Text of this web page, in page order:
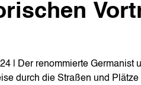
| Der renommierte
durch die Straßen und